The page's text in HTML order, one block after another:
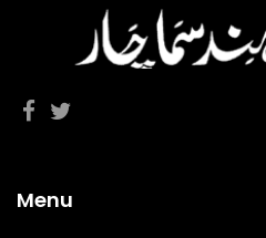
Menu